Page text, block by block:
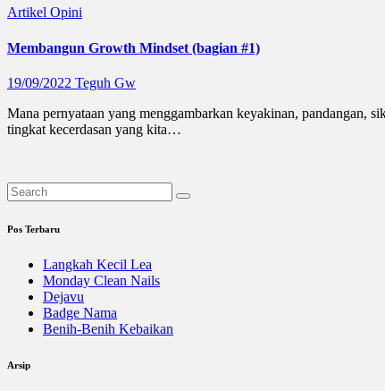
Artikel Opini
Membangun Growth Mindset (bagian #1)
19/09/2022 Teguh Gw
Mana pernyataan yang menggambarkan keyakinan, pandangan,
tingkat kecerdasan yang kita…
Pos Terbaru
Langkah Kecil Lea
Monday Clean Nails
Dejavu
Badge Nama
Benih-Benih Kebaikan
Arsip